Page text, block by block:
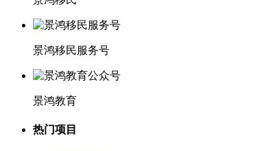
景鸿移民服务号
景鸿教育
热门项目